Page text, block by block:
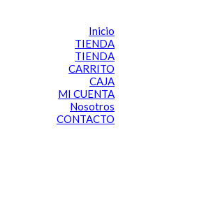
Inicio
TIENDA
TIENDA
CARRITO
CAJA
MI CUENTA
Nosotros
CONTACTO